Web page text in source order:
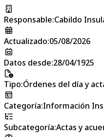
Responsable:Cabildo
Actualizado:05/08/2026
Datos desde:28/04/1925
Tipo:Órdenes del día y
Categoría:Información
Subcategoría:Actas y